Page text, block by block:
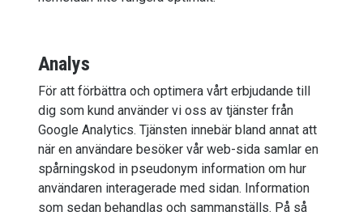
Analys
För att förbättra och optimera vårt erbjudande till
dig som kund använder vi oss av tjänster från
Google Analytics. Tjänsten innebär bland annat att
när en användare besöker vår web-sida samlar en
spårningskod in pseudonym information om hur
användaren interagerade med sidan. Information
som sedan behandlas och sammanställs. På så